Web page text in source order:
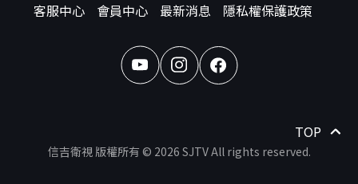
客服中心 會員中心 最新消息 隱私權保護政策
TOP
信吉衛視 版權所有 © 2026 SJTV All rights reserved.